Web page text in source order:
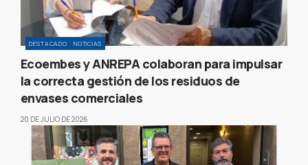
DESTACADO NOTICIAS
Ecoembes y ANREPA colaboran para impulsar
la correcta gestión de los residuos de
envases comerciales
20 DE JULIO DE 2026